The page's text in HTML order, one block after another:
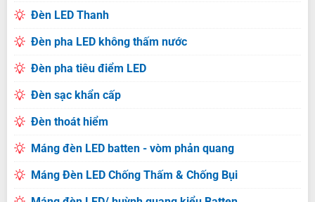
Đèn LED Thanh
Đèn pha LED không thấm nước
Đèn pha tiêu điểm LED
Đèn sạc khẩn cấp
Đèn thoát hiểm
Máng đèn LED batten - vòm phản quang
Máng Đèn LED Chống Thấm & Chống Bụi